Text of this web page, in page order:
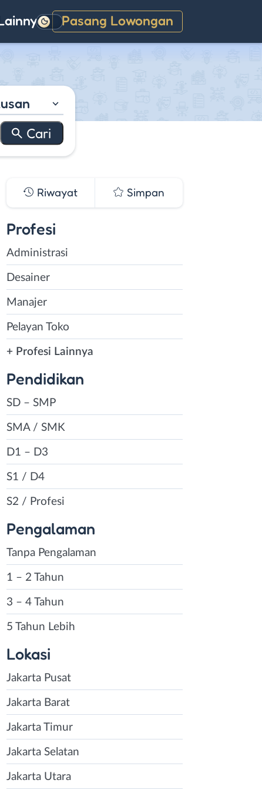
Pasang Lowongan
Gelap
Riwayat Simpan
Profesi
Administrasi
Desainer
Manajer
Pelayan Toko
+ Profesi Lainnya
Pendidikan
SD – SMP
SMA / SMK
D1 – D3
S1 / D4
S2 / Profesi
Pengalaman
Tanpa Pengalaman
1 – 2 Tahun
3 – 4 Tahun
5 Tahun Lebih
Lokasi
Jakarta Pusat
Jakarta Barat
Jakarta Timur
Jakarta Selatan
Jakarta Utara